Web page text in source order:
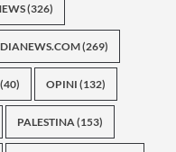
(326)
(269)
OPINI (132)
PALESTINA(153)